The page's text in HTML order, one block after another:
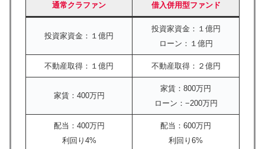
通常クラファン 借入併用型ファンド
投資家資金：１億円
投資家資金：１億円
ローン：１億円
不動産取得：１億円 不動産取得：２億円
家賃：400万円
家賃：800万円
ローン：−200万円
配当：400万円
利回り4%
配当：600万円
利回り6%